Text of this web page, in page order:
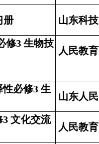
册 山东科技
修3 生物技
人民教育
必修3 生
山东人民
文化交流
人民教育